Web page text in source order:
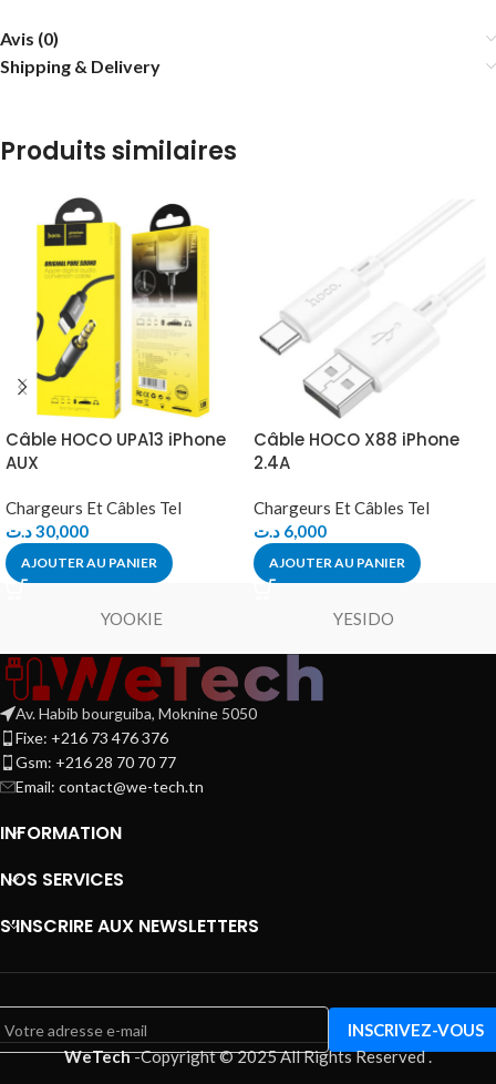
Avis (0)
Shipping & Delivery
Produits similaires
Câble HOCO UPA13 iPhone
AUX
Chargeurs Et Câbles Tel
30,000د.ت
AJOUTER AU PANIER
Câble HOCO X88 iPhone
2.4A
Chargeurs Et Câbles Tel
6,000 د.ت
AJOUTER AU PANIER
YOOKIE YESIDO
Av. Habib bourguiba, Moknine 5050
Fixe: +216 73 476 376
Gsm: +216 28 70 70 77
Email: contact@we-tech.tn
INFORMATION
NOS SERVICES
S’INSCRIRE AUX NEWSLETTERS
WeTech-Copyright © 2025 All Rights Reserved.